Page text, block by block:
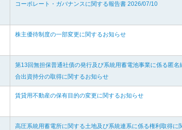
コーポレート・ガバナンスに関する報告書 2026/07/10
株主優待制度の一部変更に関するお知らせ
第13回無担保普通社債の発行及び系統用蓄電池事業に係る匿名
合出資持分の取得に関するお知らせ
賃貸用不動産の保有目的の変更に関するお知らせ
高圧系統用蓄電所に関する土地及び系統連系に係る権利取得に